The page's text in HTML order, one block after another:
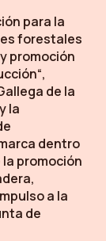
para la
forestales
promoción
de la
la
dentro
promoción
a la
de